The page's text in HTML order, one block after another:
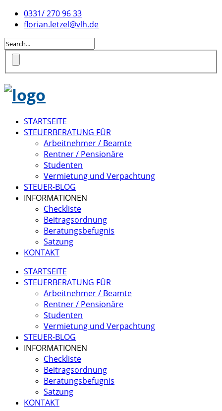
0331/ 270 96 33
florian.letzel@vlh.de
STARTSEITE
STEUERBERATUNG FÜR
Arbeitnehmer / Beamte
Rentner / Pensionäre
Studenten
Vermietung und Verpachtung
STEUER-BLOG
INFORMATIONEN
Checkliste
Beitragsordnung
Beratungsbefugnis
Satzung
KONTAKT
STARTSEITE
STEUERBERATUNG FÜR
Arbeitnehmer / Beamte
Rentner / Pensionäre
Studenten
Vermietung und Verpachtung
STEUER-BLOG
INFORMATIONEN
Checkliste
Beitragsordnung
Beratungsbefugnis
Satzung
KONTAKT